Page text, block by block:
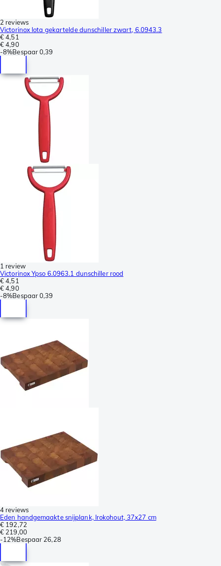
2 reviews
Victorinox Iota gekartelde dunschiller zwart, 6.0943.3
€ 4,51
€ 4,90
-8%Bespaar0,39
1 review
Victorinox Ypso 6.0963.1 dunschiller rood
€ 4,51
€ 4,90
-8%Bespaar0,39
4 reviews
Eden handgemaakte snijplank, Irokohout, 37x27 cm
€ 192,72
€ 219,00
-12%Bespaar 26,28